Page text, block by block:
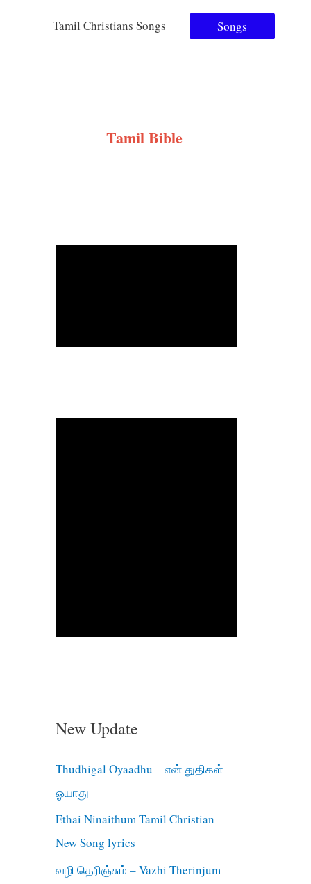
Tamil Christians Songs Songs
Tamil Bible
New Update
Thudhigal Oyaadhu – என் துதிகள்
ஓயாது
Ethai Ninaithum Tamil Christian
New Song lyrics
வழி தெரிஞ்சும் – Vazhi Therinjum